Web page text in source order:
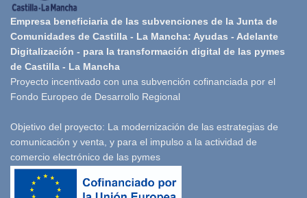
Empresa beneficiaria de las subvenciones de la Junta de
Comunidades de Castilla - La Mancha: Ayudas - Adelante
Digitalización - para la transformación digital de las pymes
de Castilla - La Mancha
Proyecto incentivado con una subvención cofinanciada por el
Fondo Europeo de Desarrollo Regional
Objetivo del proyecto: La modernización de las estrategias de
comunicación y venta, y para el impulso a la actividad de
comercio electrónico de las pymes